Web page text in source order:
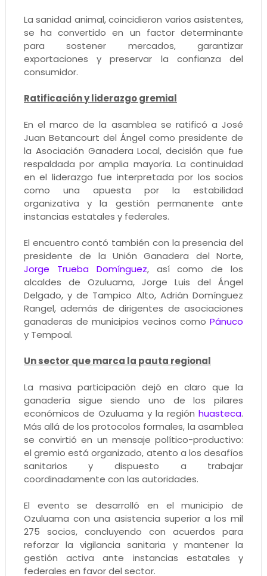
La sanidad animal, coincidieron varios asistentes,
se ha convertido en un factor determinante
para sostener mercados, garantizar
exportaciones y preservar la confianza del
consumidor.
Ratificación y liderazgo gremial
En el marco de la asamblea se ratificó a José
Juan Betancourt del Ángel como presidente de
la Asociación Ganadera Local, decisión que fue
respaldada por amplia mayoría. La continuidad
en el liderazgo fue interpretada por los socios
como una apuesta por la estabilidad
organizativa y la gestión permanente ante
instancias estatales y federales.
El encuentro contó también con la presencia del
presidente de la Unión Ganadera del Norte,
Jorge Trueba Domínguez, así como de los
alcaldes de Ozuluama, Jorge Luis del Ángel
Delgado, y de Tampico Alto, Adrián Domínguez
Rangel, además de dirigentes de asociaciones
ganaderas de municipios vecinos comoPánuco
y Tempoal.
Un sector que marca la pauta regional
La masiva participación dejó en claro que la
ganadería sigue siendo uno de los pilares
económicos de Ozuluama y la regiónhuasteca.
Más allá de los protocolos formales, la asamblea
se convirtió en un mensaje político-productivo:
el gremio está organizado, atento a los desafíos
sanitarios y dispuesto a trabajar
coordinadamente con las autoridades.
El evento se desarrolló en el municipio de
Ozuluama con una asistencia superior a los mil
275 socios, concluyendo con acuerdos para
reforzar la vigilancia sanitaria y mantener la
gestión activa ante instancias estatales y
federales en favor del sector.